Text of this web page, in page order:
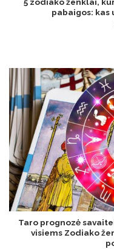
5 zodiako ženklai,
pabaigos: kas
Taro prognozė
visiems Zodiako